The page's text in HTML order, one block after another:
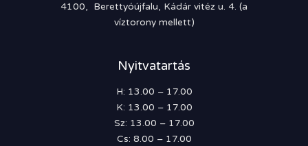
4100, Berettyóújfalu, Kádár vitéz u. 4. (a
víztorony mellett)
Nyitvatartás
H: 13.00 – 17.00
K: 13.00 – 17.00
Sz: 13.00 – 17.00
Cs: 8.00 – 17.00